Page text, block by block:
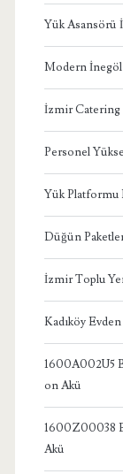
Yük Asansörü
Modern
İzmir Catering
Personel
Yük Platformu
Düğün
İzmir Toplu
Kadıköy
1600A002U5
on Akü
1600Z00038
Akü